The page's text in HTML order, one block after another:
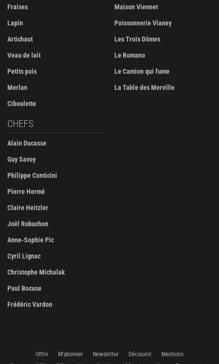
Fraises
Lapin
Artichaut
Veau de lait
Petits pois
Merlan
Ciboulette
Maison Viennet
Poissonnerie Vianey
Les Trois Dômes
Le Romano
Le Camion qui fume
La Table des Merville
CHEFS
Alain Ducasse
Guy Savoy
Philippe Conticini
Pierre Hermé
Claire Heitzler
Joël Robuchon
Anne-Sophie Pic
Cyril Lignac
Christophe Michalak
Paul Bocuse
Frédéric Vardon
Offrir M'abonner Newsletter Découvrir
Mentions